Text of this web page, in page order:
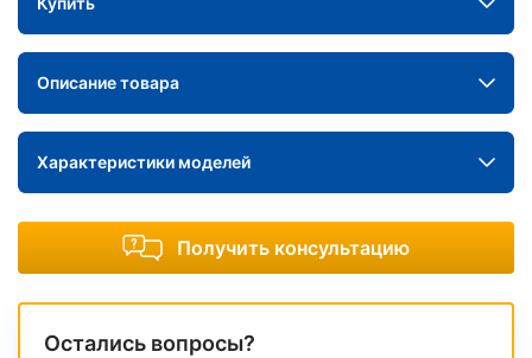
Описание товара
Характеристики моделей
Получить консультацию
Остались вопросы?